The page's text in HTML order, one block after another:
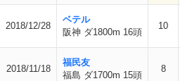
2018/12/28
ベテル
阪神 ダ1800m 16頭
10
2018/11/18
福民友
福島 ダ1700m 15頭
8